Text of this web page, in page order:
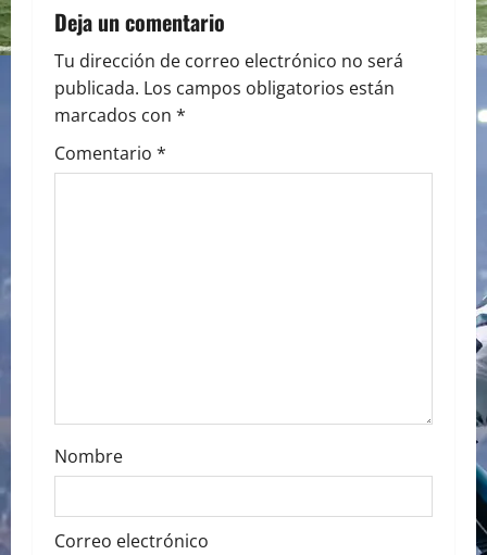
v
i
g
a
Deja un comentario
Tu dirección de correo electrónico no será
publicada. Los campos obligatorios están
marcados con *
Comentario *
Nombre
Correo electrónico